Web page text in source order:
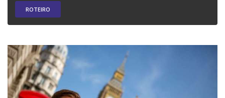
ROTEIRO